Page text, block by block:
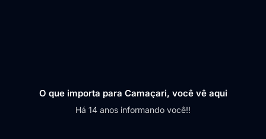
O que importa para Camaçari, você vê aqui
Há 14 anos informando você!!